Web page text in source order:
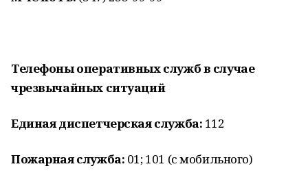
Телефоны оперативных служб в случае
чрезвычайных ситуаций
Единая диспетчерская служба: 112
Пожарная служба: 01; 101 (с мобильного)